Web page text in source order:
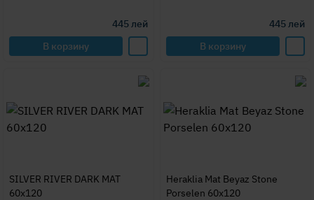
445лей
В корзину
445лей
В корзину
SILVER RIVER DARK MAT
60x120
Heraklia Mat Beyaz Stone
Porselen 60x120